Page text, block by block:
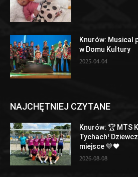
Knurów: Musical
w Domu Kultury
2025-04-04
NAJCHĘTNIEJ CZYTANE
Knurów: 🏆 MTS
Tychach!
miejsce 💛🖤
2026-08-08